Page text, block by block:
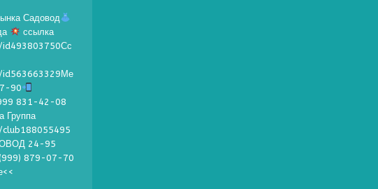
Садовод
ссылка
90
831-42-08
Группа
24-95
879-07-70